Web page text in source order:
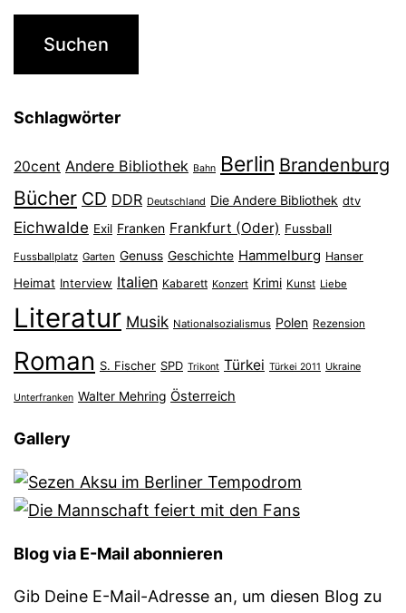
Schlagwörter
20cent Andere Bibliothek Bahn Berlin Brandenburg
Bücher CD DDR Deutschland Die Andere Bibliothek dtv
Eichwalde Exil Franken Frankfurt (Oder) Fussball
Fussballplatz Garten Genuss Geschichte Hammelburg Hanser
Heimat Interview Italien Kabarett Konzert Krimi Kunst Liebe
Literatur Musik Nationalsozialismus Polen Rezension
Roman S. Fischer SPD Trikont Türkei Türkei 2011 Ukraine
Unterfranken Walter Mehring Österreich
Gallery
Blog via E-Mail abonnieren
Gib Deine E-Mail-Adresse an, um diesen Blog zu